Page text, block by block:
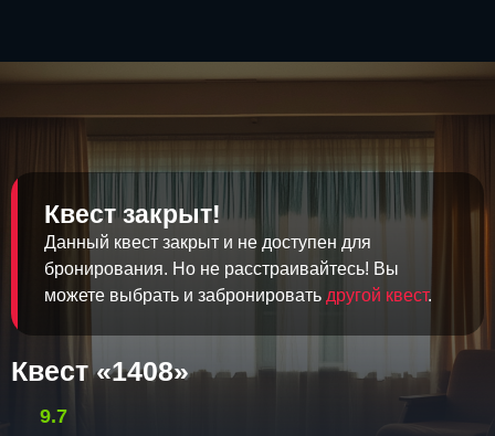
Квест закрыт!
Данный квест закрыт и не доступен для
бронирования. Но не расстраивайтесь! Вы
можете выбрать и забронировать другой квест.
Квест «1408»
9.7